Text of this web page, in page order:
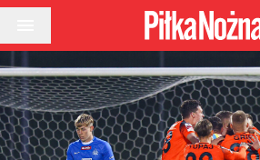
Przejdź do treści